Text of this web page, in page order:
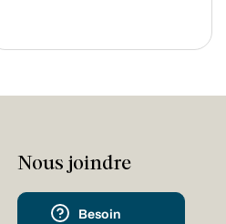
Nous joindre
Besoin